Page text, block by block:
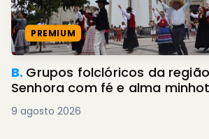
PREMIUM
B. Grupos folclóricos da
Senhora com fé e alma
9 agosto 2026